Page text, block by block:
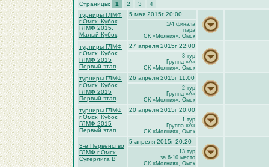
Страницы:
1 2 3
4
турниры ГЛМФ
г.Омск. Кубок
ГЛМФ 2015.
Малый Кубок
5 мая 2015г 20:00
1/4 финала
пара
СК «Молния», Омск
турниры ГЛМФ
г.Омск. Кубок
ГЛМФ 2015
Первый этап
27 апреля 2015г 22:00
3 тур
Группа «A»
СК «Молния», Омск
турниры ГЛМФ
г.Омск. Кубок
ГЛМФ 2015
Первый этап
26 апреля 2015г 11:00
2 тур
Группа «A»
СК «Молния», Омск
турниры ГЛМФ
г.Омск. Кубок
ГЛМФ 2015
Первый этап
20 апреля 2015г 20:00
1 тур
Группа «A»
СК «Молния», Омск
3-е Первенство
ГЛМФ г.Омск.
Суперлига В
5 апреля 2015г 20:20
13 тур
за 6-10 место
СК «Молния», Омск